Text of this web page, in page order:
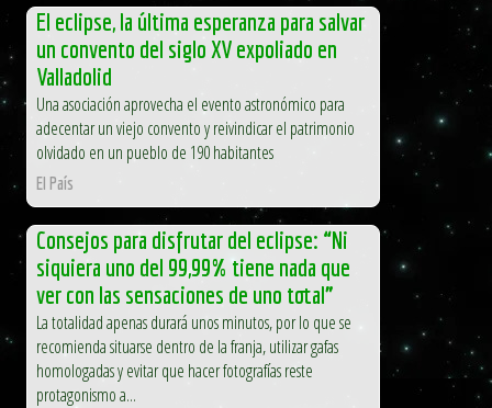
El eclipse, la última esperanza para salvar
un convento del siglo XV expoliado en
Valladolid
Una asociación aprovecha el evento astronómico para
adecentar un viejo convento y reivindicar el patrimonio
olvidado en un pueblo de 190 habitantes
El País
Consejos para disfrutar del eclipse: “Ni
siquiera uno del 99,99% tiene nada que
ver con las sensaciones de uno total”
La totalidad apenas durará unos minutos, por lo que se
recomienda situarse dentro de la franja, utilizar gafas
homologadas y evitar que hacer fotografías reste
protagonismo a...